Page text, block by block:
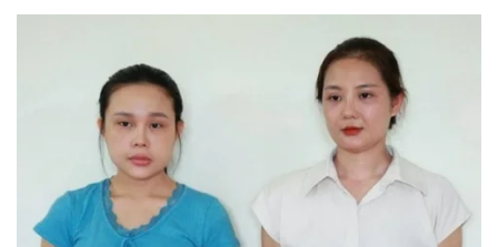
Giá cà phê